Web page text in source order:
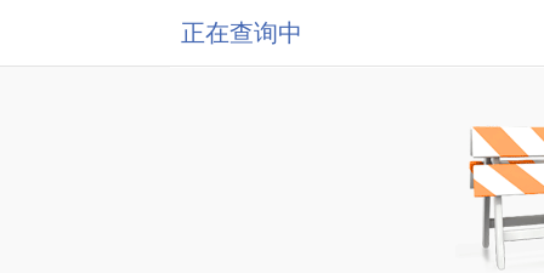
正在查询中